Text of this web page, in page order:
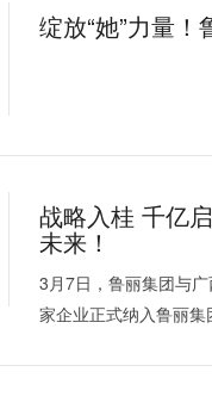
绽放“她”力量！
战略入桂 千亿
未来！
3月7日，鲁丽集团与
家企业正式纳入鲁丽